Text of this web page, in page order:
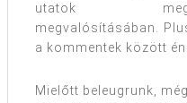
utatok
megvalósításában.
a kommentek között
Mielőtt beleugrunk,